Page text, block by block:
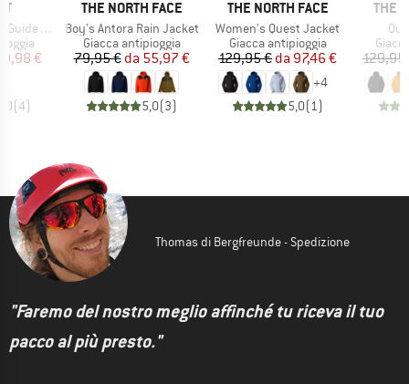
Jacket
ridotto
€
(4)
MARCHIO
THE NORTH FACE
Articolo
Boy's Antora Rain Jacket
Gruppo di prodotti
Giacca antipioggia
Prezzo
79,95 € Prezzo ridotto
da 55,97 €
5,0(3)
MARCHIO
THE NORTH FACE
Articolo
Women's Quest Jacket
Gruppo di prodotti
Giacca antipioggia
Prezzo
129,95 € Prezzo ridotto
da 97,46 €
+4
5,0(1)
THE
129,95
Thomas di Bergfreunde - Spedizione
"Faremo del nostro meglio affinché tu riceva il tuo
pacco al più presto."